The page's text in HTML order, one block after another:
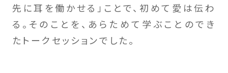
先に耳を働かせる」ことで、初めて愛は伝わ
る。そのことを、あらためて学ぶことのでき
たトークセッションでした。